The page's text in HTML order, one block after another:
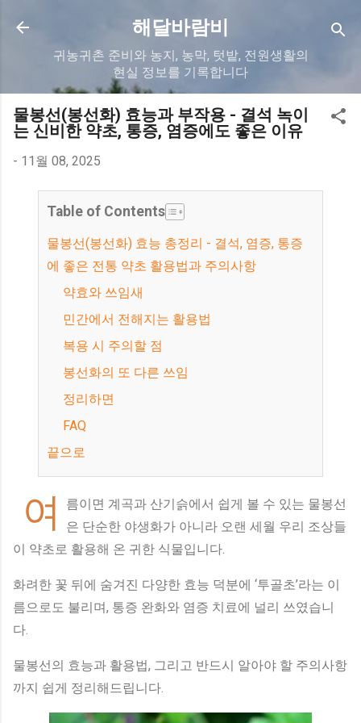
기본 콘텐츠로 건너뛰기
해달바람비
귀농귀촌 준비와 농지, 농막, 텃밭, 전원생활의
현실 정보를 기록합니다
물봉선(봉선화) 효능과 부작용 - 결석 녹이
는 신비한 약초, 통증, 염증에도 좋은 이유
- 11월 08, 2025
Table of Contents
물봉선(봉선화) 효능 총정리 - 결석, 염증, 통증
에 좋은 전통 약초 활용법과 주의사항
약효와 쓰임새
민간에서 전해지는 활용법
복용 시 주의할 점
봉선화의 또 다른 쓰임
정리하면
FAQ
끝으로
여
름이면 계곡과 산기슭에서 쉽게 볼 수 있는 물봉선
은 단순한 야생화가 아니라 오랜 세월 우리 조상들
이 약초로 활용해 온 귀한 식물입니다.
화려한 꽃 뒤에 숨겨진 다양한 효능 덕분에 ‘투골초’라는 이
름으로도 불리며, 통증 완화와 염증 치료에 널리 쓰였습니
다.
물봉선의 효능과 활용법, 그리고 반드시 알아야 할 주의사항
까지 쉽게 정리해드립니다.